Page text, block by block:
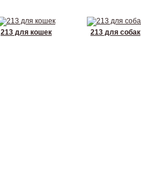
213 для кошек 213 для собак